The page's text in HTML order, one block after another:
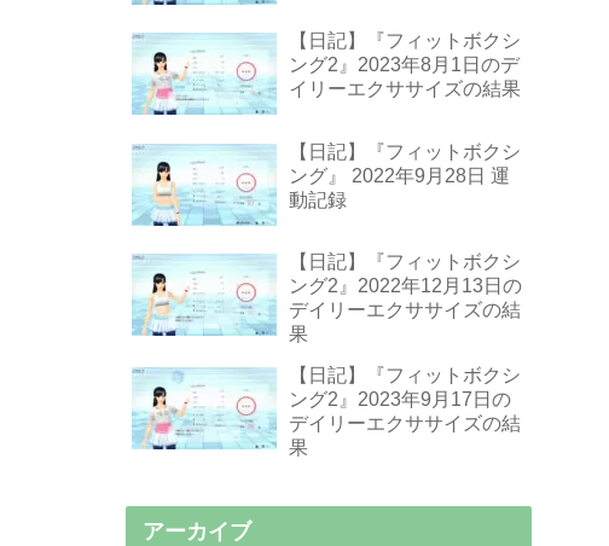
【日記】『フィットボクシ
ング2』2023年8月1日のデ
イリーエクササイズの結果
【日記】『フィットボクシ
ング』 2022年9月28日 運
動記録
【日記】『フィットボクシ
ング2』2022年12月13日の
デイリーエクササイズの結
果
【日記】『フィットボクシ
ング2』2023年9月17日の
デイリーエクササイズの結
果
アーカイブ